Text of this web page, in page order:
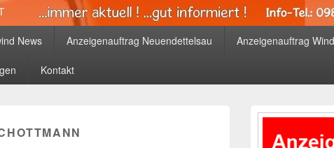
News Anzeigenauftrag Neuendettelsau Anzeigenauftrag
Kontakt
Primärer
Widgetbereich